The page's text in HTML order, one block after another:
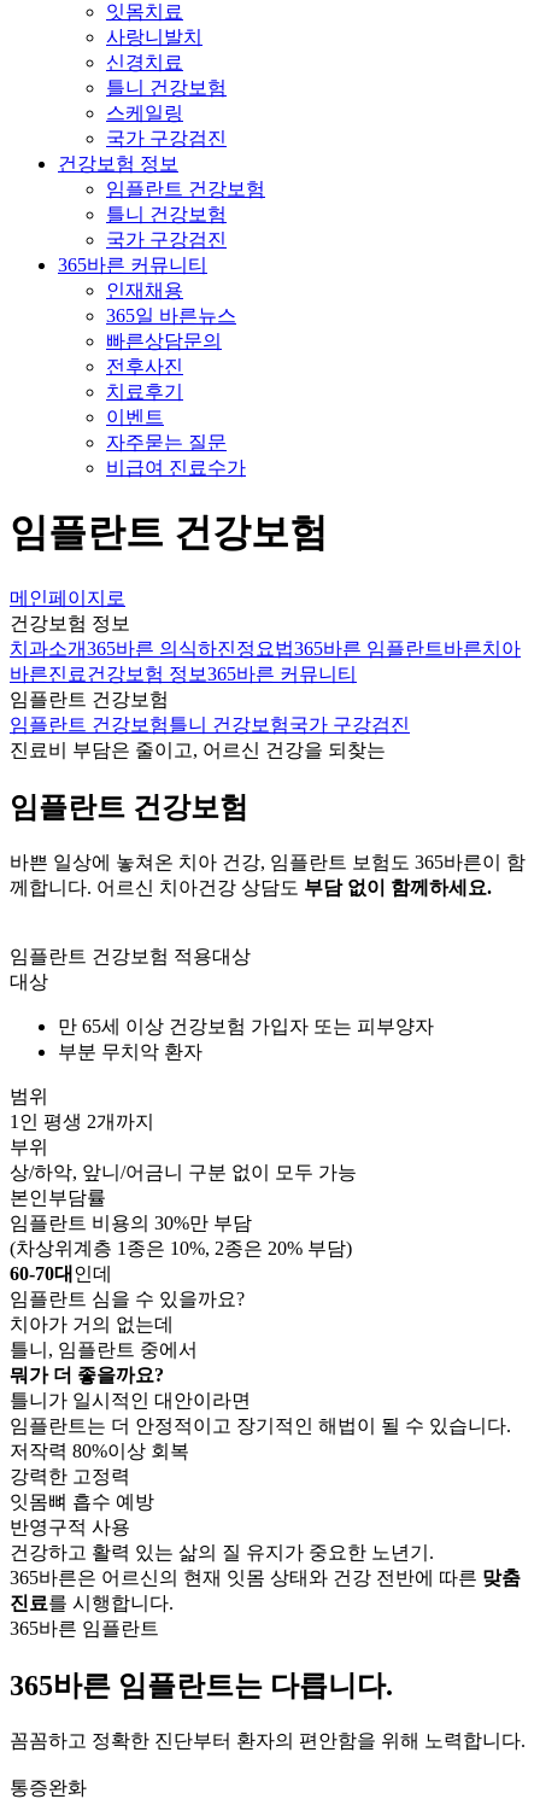
잇몸치료
사랑니발치
신경치료
틀니 건강보험
스케일링
국가 구강검진
건강보험 정보
임플란트 건강보험
틀니 건강보험
국가 구강검진
365바른 커뮤니티
인재채용
365일 바른뉴스
빠른상담문의
전후사진
치료후기
이벤트
자주묻는 질문
비급여 진료수가
임플란트 건강보험
메인페이지로
건강보험 정보
치과소개365바른 의식하진정요법365바른 임플란트바른치아
바른진료건강보험 정보365바른 커뮤니티
임플란트 건강보험
임플란트 건강보험틀니 건강보험국가 구강검진
진료비 부담은 줄이고, 어르신 건강을 되찾는
임플란트 건강보험
바쁜 일상에 놓쳐온 치아 건강, 임플란트 보험도 365바른이 함
께합니다. 어르신 치아건강 상담도 부담 없이 함께하세요.
임플란트 건강보험 적용대상
대상
만 65세 이상 건강보험 가입자 또는 피부양자
부분 무치악 환자
범위
1인 평생 2개까지
부위
상/하악, 앞니/어금니 구분 없이 모두 가능
본인부담률
임플란트 비용의 30%만 부담
(차상위계층 1종은 10%, 2종은 20% 부담)
60-70대 인데
임플란트 심을 수 있을까요?
치아가 거의 없는데
틀니, 임플란트 중에서
뭐가 더 좋을까요?
틀니가 일시적인 대안이라면
임플란트는 더 안정적이고 장기적인 해법이 될 수 있습니다.
저작력 80%이상 회복
강력한 고정력
잇몸뼈 흡수 예방
반영구적 사용
건강하고 활력 있는 삶의 질 유지가 중요한 노년기.
365바른은 어르신의 현재 잇몸 상태와 건강 전반에 따른 맞춤
진료를 시행합니다.
365바른 임플란트
365바른 임플란트는 다릅니다.
꼼꼼하고 정확한 진단부터 환자의 편안함을 위해 노력합니다.
통증완화